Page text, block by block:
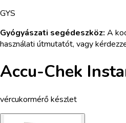
GYS
Gyógyászati segédeszköz: A
használati útmutatót, vagy
Accu-Chek
vércukormérő készlet